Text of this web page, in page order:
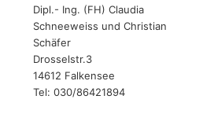
Dipl.- Ing. (FH) Claudia
Schneeweiss und Christian
Schäfer
Drosselstr.3
14612 Falkensee
Tel: 030/86421894